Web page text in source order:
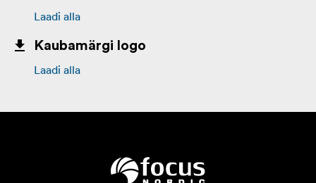
Laadi alla
Kaubamärgi logo
Laadi alla